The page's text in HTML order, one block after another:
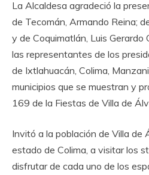
‎La Alcaldesa agradeció la
de Tecomán, Armando Reina;
y de Coquimatlán, Luis Gerardo
las representantes de los
de Ixtlahuacán, Colima,
municipios que se muestran y
169 de la Fiestas de Villa de
‎Invitó a la población de Villa de
estado de Colima, a visitar los
disfrutar de cada uno de los